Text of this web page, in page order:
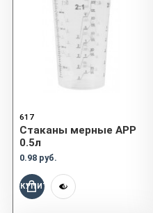
617
Cтаканы мерные APP
0.5л
0.98 руб.
КУПИТЬ